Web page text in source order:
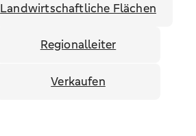
Landwirtschaftliche Flächen
Regionalleiter
Verkaufen